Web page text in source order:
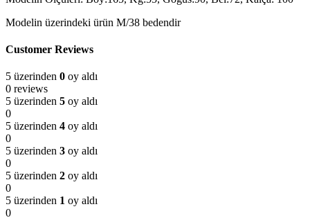
Modelin üzerindeki ürün M/38 bedendir
Customer Reviews
5 üzerinden 0 oy aldı
0 reviews
5 üzerinden 5 oy aldı
0
5 üzerinden 4 oy aldı
0
5 üzerinden 3 oy aldı
0
5 üzerinden 2 oy aldı
0
5 üzerinden 1 oy aldı
0